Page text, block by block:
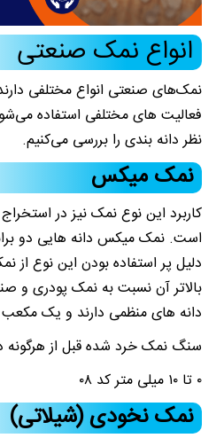
انواع نمک صنعتی
نمک‌های صنعتی انواع مختلفی
فعالیت های مختلفی استفاده
نظر دانه بندی را بررسی می‌کنیم.
نمک‌ میکس
کاربرد این نوع نمک نیز در
است. نمک میکس دانه هایی دو
دلیل پر استفاده بودن این نوع
بالاتر آن نسبت به نمک پودری
دانه های منظمی دارند و یک
سنگ نمک خرد شده قبل از هرگونه
۰ تا ۱۰ میلی متر کد ۰۸
نمک‌ نخودی (شیلاتی)